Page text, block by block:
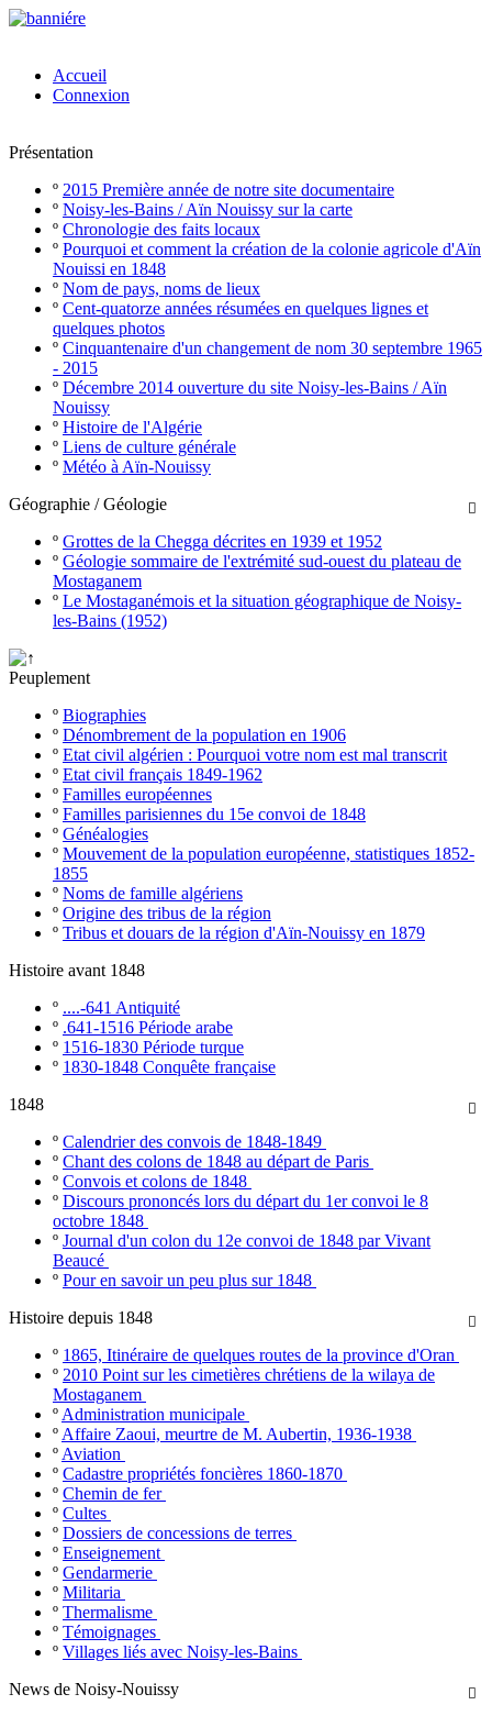
Accueil
Connexion
Présentation
º 2015 Première année de notre site documentaire
º Noisy-les-Bains / Aïn Nouissy sur la carte
º Chronologie des faits locaux
º Pourquoi et comment la création de la colonie agricole d'Aïn
Nouissi en 1848
º Nom de pays, noms de lieux
º Cent-quatorze années résumées en quelques lignes et
quelques photos
º Cinquantenaire d'un changement de nom 30 septembre 1965
- 2015
º Décembre 2014 ouverture du site Noisy-les-Bains / Aïn
Nouissy
º Histoire de l'Algérie
º Liens de culture générale
º Météo à Aïn-Nouissy

Géographie / Géologie
º Grottes de la Chegga décrites en 1939 et 1952
º Géologie sommaire de l'extrémité sud-ouest du plateau de
Mostaganem
º Le Mostaganémois et la situation géographique de Noisy-
les-Bains (1952)
Peuplement
º Biographies
º Dénombrement de la population en 1906
º Etat civil algérien : Pourquoi votre nom est mal transcrit
º Etat civil français 1849-1962
º Familles européennes
º Familles parisiennes du 15e convoi de 1848
º Généalogies
º Mouvement de la population européenne, statistiques 1852-
1855
º Noms de famille algériens
º Origine des tribus de la région
º Tribus et douars de la région d'Aïn-Nouissy en 1879
Histoire avant 1848
º ....-641 Antiquité
º .641-1516 Période arabe
º 1516-1830 Période turque
º 1830-1848 Conquête française

1848
º Calendrier des convois de 1848-1849
º Chant des colons de 1848 au départ de Paris
º Convois et colons de 1848
º Discours prononcés lors du départ du 1er convoi le 8
octobre 1848
º Journal d'un colon du 12e convoi de 1848 par Vivant
Beaucé
º Pour en savoir un peu plus sur 1848

Histoire depuis 1848
º 1865, Itinéraire de quelques routes de la province d'Oran
º 2010 Point sur les cimetières chrétiens de la wilaya de
Mostaganem
º Administration municipale
º Affaire Zaoui, meurtre de M. Aubertin, 1936-1938
º Aviation
º Cadastre propriétés foncières 1860-1870
º Chemin de fer
º Cultes
º Dossiers de concessions de terres
º Enseignement
º Gendarmerie
º Militaria
º Thermalisme
º Témoignages
º Villages liés avec Noisy-les-Bains

News de Noisy-Nouissy